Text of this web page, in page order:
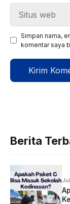
Simpan nama,
komentar saya
Berita